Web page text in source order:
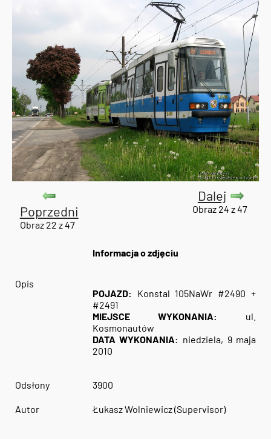
Poprzedni
Obraz 22 z 47
Dalej
Obraz 24 z 47
Informacja o zdjęciu
Opis
POJAZD: Konstal 105NaWr #2490 +
#2491
MIEJSCE WYKONANIA: ul.
Kosmonautów
DATA WYKONANIA: niedziela, 9 maja
2010
Odsłony 3900
Autor Łukasz Wolniewicz (Supervisor)